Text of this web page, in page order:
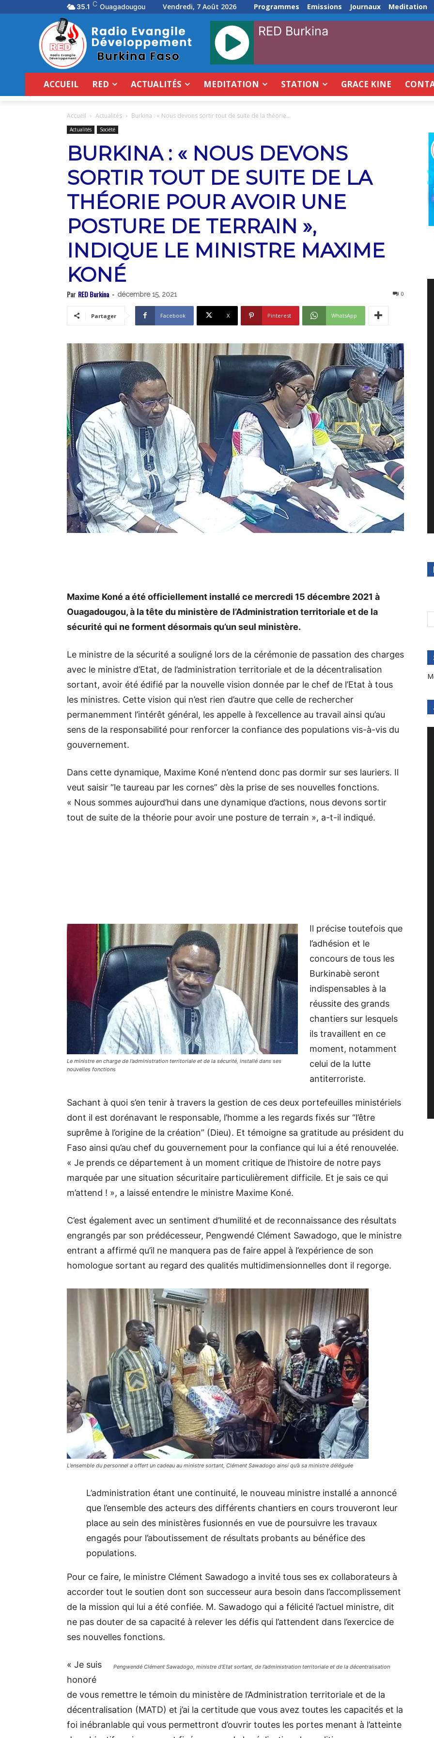
35.1 C Ouagadougou Vendredi, 7 Août 2026 Programmes Emissions Journaux Meditation
RED Burkina
ACCUEIL RED ACTUALITÉS MEDITATION STATION GRACE KINE
Accueil Actualités Burkina : « Nous devons sortir tout de suite de la théorie...
Actualités Société
BURKINA : « NOUS DEVONS
SORTIR TOUT DE SUITE DE LA
THÉORIE POUR AVOIR UNE
POSTURE DE TERRAIN »,
INDIQUE LE MINISTRE MAXIME
KONÉ
Par RED Burkina - décembre 15, 2021 0
Partager Facebook X Pinterest WhatsApp
Maxime Koné a été officiellement installé ce mercredi 15 décembre 2021 à
Ouagadougou, à la tête du ministère de l’Administration territoriale et de la
sécurité qui ne forment désormais qu’un seul ministère.
Le ministre de la sécurité a souligné lors de la cérémonie de passation des charges
avec le ministre d’Etat, de l’administration territoriale et de la décentralisation
sortant, avoir été édifié par la nouvelle vision donnée par le chef de l’Etat à tous
les ministres. Cette vision qui n’est rien d’autre que celle de rechercher
permanemment l’intérêt général, les appelle à l’excellence au travail ainsi qu’au
sens de la responsabilité pour renforcer la confiance des populations vis-à-vis du
gouvernement.
Dans cette dynamique, Maxime Koné n’entend donc pas dormir sur ses lauriers. Il
veut saisir “le taureau par les cornes” dès la prise de ses nouvelles fonctions.
« Nous sommes aujourd’hui dans une dynamique d’actions, nous devons sortir
tout de suite de la théorie pour avoir une posture de terrain », a-t-il indiqué.
Le ministre en charge de l’administration territoriale et de la sécurité, installé dans ses
nouvelles fonctions
Il précise toutefois que
l’adhésion et le
concours de tous les
Burkinabè seront
indispensables à la
réussite des grands
chantiers sur lesquels
ils travaillent en ce
moment, notamment
celui de la lutte
antiterroriste.
Sachant à quoi s’en tenir à travers la gestion de ces deux portefeuilles ministériels
dont il est dorénavant le responsable, l’homme a les regards fixés sur “l’être
suprême à l’origine de la création” (Dieu). Et témoigne sa gratitude au président du
Faso ainsi qu’au chef du gouvernement pour la confiance qui lui a été renouvelée.
« Je prends ce département à un moment critique de l’histoire de notre pays
marquée par une situation sécuritaire particulièrement difficile. Et je sais ce qui
m’attend ! », a laissé entendre le ministre Maxime Koné.
C’est également avec un sentiment d’humilité et de reconnaissance des résultats
engrangés par son prédécesseur, Pengwendé Clément Sawadogo, que le ministre
entrant a affirmé qu’il ne manquera pas de faire appel à l’expérience de son
homologue sortant au regard des qualités multidimensionnelles dont il regorge.
L’ensemble du personnel a offert un cadeau au ministre sortant, Clément Sawadogo ainsi qu’à sa ministre déléguée
L’administration étant une continuité, le nouveau ministre installé a annoncé
que l’ensemble des acteurs des différents chantiers en cours trouveront leur
place au sein des ministères fusionnés en vue de poursuivre les travaux
engagés pour l’aboutissement de résultats probants au bénéfice des
populations.
Pour ce faire, le ministre Clément Sawadogo a invité tous ses ex collaborateurs à
accorder tout le soutien dont son successeur aura besoin dans l’accomplissement
de la mission qui lui a été confiée. M. Sawadogo qui a félicité l’actuel ministre, dit
ne pas douter de sa capacité à relever les défis qui l’attendent dans l’exercice de
ses nouvelles fonctions.
Pengwendé Clément Sawadogo, ministre d’Etat sortant, de l’administration territoriale et de la décentralisation
« Je suis
honoré
de vous remettre le témoin du ministère de l’Administration territoriale et de la
décentralisation (MATD) et j’ai la certitude que vous avez toutes les capacités et la
foi inébranlable qui vous permettront d’ouvrir toutes les portes menant à l’atteinte